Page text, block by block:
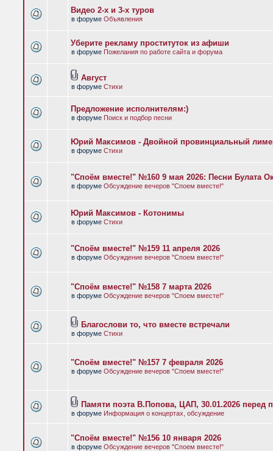
Видео 2-х и 3-х туров
в форуме Объявления
Уберите рекламу проституток из афиши
в форуме Пожелания по работе сайта и форума
Август
в форуме Стихи
Предложение исполнителям:)
в форуме Поиск и подбор песни
Юрий Максимов - Двойной провинциальный
в форуме Стихи
"Споём вместе!" №160 9 мая 2026: Песни Булата
в форуме Обсуждение вечеров "Споем вместе!"
Юрий Максимов - Котонимы
в форуме Стихи
"Споём вместе!" №159 11 апреля 2026
в форуме Обсуждение вечеров "Споем вместе!"
"Споём вместе!" №158 7 марта 2026
в форуме Обсуждение вечеров "Споем вместе!"
Благослови то, что вместе встречали
в форуме Стихи
"Споём вместе!" №157 7 февраля 2026
в форуме Обсуждение вечеров "Споем вместе!"
Памяти поэта В.Попова, ЦАП, 30.01.2026 перед
в форуме Информация о концертах, обсуждение
"Споём вместе!" №156 10 января 2026
в форуме Обсуждение вечеров "Споем вместе!"